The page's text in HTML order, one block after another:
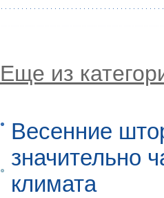
Еще из
Весенние
значительно
климата